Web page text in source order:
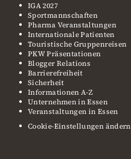
IGA 2027
Sportmannschaften
Pharma Veranstaltungen
Internationale Patienten
Touristische Gruppenreisen
PKW Präsentationen
Blogger Relations
Barrierefreiheit
Sicherheit
Informationen A-Z
Unternehmen in Essen
Veranstaltungen in Essen
Cookie-Einstellungen ändern